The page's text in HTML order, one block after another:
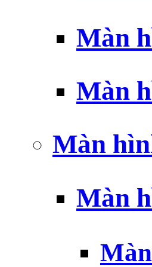
Màn
Màn
Màn
Màn